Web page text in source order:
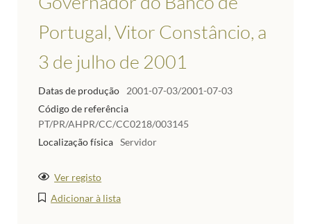
Portugal, Vitor Constâncio, a
3 de julho de 2001
Datas de produção
2001-07-03/2001-07-03
Código de referência
PT/PR/AHPR/CC/CC0218/003145
Localização física Servidor
Ver registo
Adicionar à lista